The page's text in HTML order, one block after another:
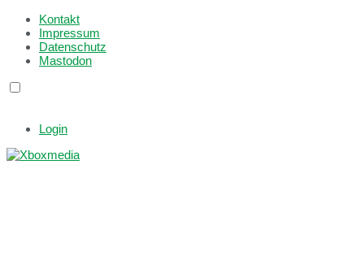
Kontakt
Impressum
Datenschutz
Mastodon
Login